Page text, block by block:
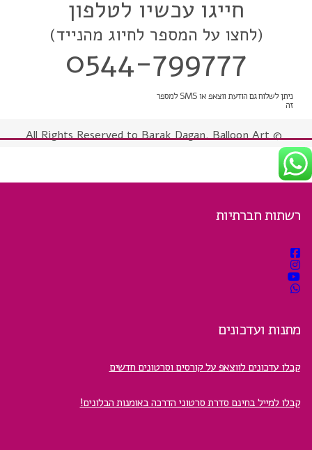
חייגו עכשיו לטלפון
(לחצו על המספר לחיוג מהנייד)
0544-799777
ניתן לשלוח גם הודעת ווצאפ או SMS למספר
זה
© All Rights Reserved to Barak Dagan, Balloon Art
רשתות חברתיות
מתנות ועדכונים
קבלו עדכונים לווצאפ על קורסים וסרטונים חדשים
קבלו למייל בחינם סדרת סרטוני הדרכה באומנות הבלונים!